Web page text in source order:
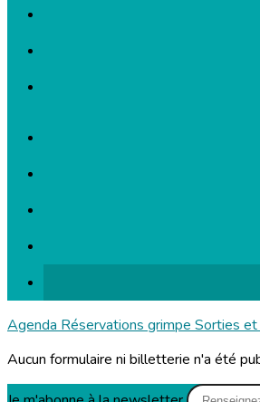
Agenda Réservations grimpe Sorties
Aucun formulaire ni billetterie n'a été